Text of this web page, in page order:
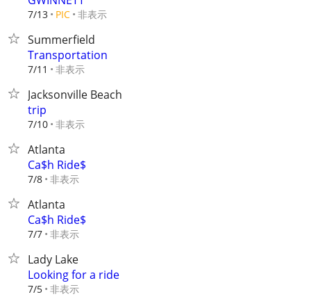
7/13 PIC 非表示
Summerfield
Transportation
7/11 非表示
Jacksonville Beach
trip
7/10 非表示
Atlanta
Ca$h Ride$
7/8 非表示
Atlanta
Ca$h Ride$
7/7 非表示
Lady Lake
Looking for a ride
7/5 非表示